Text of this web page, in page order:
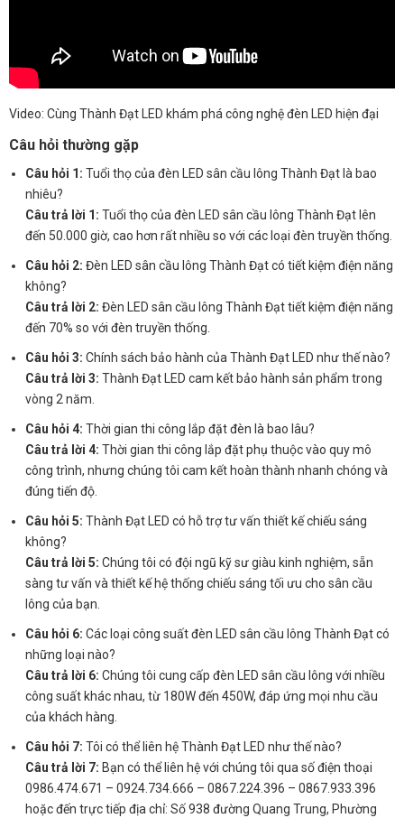
Video: Cùng Thành Đạt LED khám phá công nghệ đèn LED hiện đại
Câu hỏi thường gặp
Câu hỏi 1: Tuổi thọ của đèn LED sân cầu lông Thành Đạt là bao
nhiêu?
Câu trả lời 1: Tuổi thọ của đèn LED sân cầu lông Thành Đạt lên
đến 50.000 giờ, cao hơn rất nhiều so với các loại đèn truyền thống.
Câu hỏi 2: Đèn LED sân cầu lông Thành Đạt có tiết kiệm điện năng
không?
Câu trả lời 2: Đèn LED sân cầu lông Thành Đạt tiết kiệm điện năng
đến 70% so với đèn truyền thống.
Câu hỏi 3: Chính sách bảo hành của Thành Đạt LED như thế nào?
Câu trả lời 3: Thành Đạt LED cam kết bảo hành sản phẩm trong
vòng 2 năm.
Câu hỏi 4: Thời gian thi công lắp đặt đèn là bao lâu?
Câu trả lời 4: Thời gian thi công lắp đặt phụ thuộc vào quy mô
công trình, nhưng chúng tôi cam kết hoàn thành nhanh chóng và
đúng tiến độ.
Câu hỏi 5: Thành Đạt LED có hỗ trợ tư vấn thiết kế chiếu sáng
không?
Câu trả lời 5: Chúng tôi có đội ngũ kỹ sư giàu kinh nghiệm, sẵn
sàng tư vấn và thiết kế hệ thống chiếu sáng tối ưu cho sân cầu
lông của bạn.
Câu hỏi 6: Các loại công suất đèn LED sân cầu lông Thành Đạt có
những loại nào?
Câu trả lời 6: Chúng tôi cung cấp đèn LED sân cầu lông với nhiều
công suất khác nhau, từ 180W đến 450W, đáp ứng mọi nhu cầu
của khách hàng.
Câu hỏi 7: Tôi có thể liên hệ Thành Đạt LED như thế nào?
Câu trả lời 7: Bạn có thể liên hệ với chúng tôi qua số điện thoại
0986.474.671 – 0924.734.666 – 0867.224.396 – 0867.933.396
hoặc đến trực tiếp địa chỉ: Số 938 đường Quang Trung, Phường